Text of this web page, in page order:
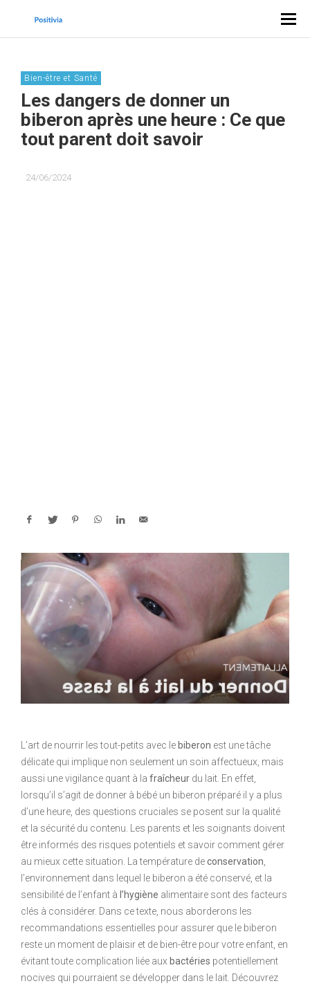
Bien-être et Santé
Les dangers de donner un
biberon après une heure : Ce que
tout parent doit savoir
24/06/2024
L’art de nourrir les tout-petits avec le biberon est une tâche
délicate qui implique non seulement un soin affectueux, mais
aussi une vigilance quant à la fraîcheur du lait. En effet,
lorsqu’il s’agit de donner à bébé un biberon préparé il y a plus
d’une heure, des questions cruciales se posent sur la qualité
et la sécurité du contenu. Les parents et les soignants doivent
être informés des risques potentiels et savoir comment gérer
au mieux cette situation. La température deconservation,
l’environnement dans lequel le biberon a été conservé, et la
sensibilité de l’enfant à l’hygiène alimentaire sont des facteurs
clés à considérer. Dans ce texte, nous aborderons les
recommandations essentielles pour assurer que le biberon
reste un moment de plaisir et de bien-être pour votre enfant, en
évitant toute complication liée aux bactéries potentiellement
nocives qui pourraient se développer dans le lait. Découvrez